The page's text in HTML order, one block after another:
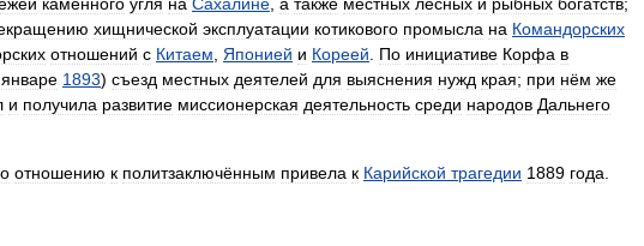
хищнической эксплуатации котикового промысла на Командорских
отношений с Китаем Японией и Кореей По инициативе Корфа в
январе 1893) съезд местных деятелей для выяснения нужд края; при нём же
и получила развитие миссионерская деятельность среди народов Дальнего
отношению к политзаключённым привела к Карийской трагедии 1889 года